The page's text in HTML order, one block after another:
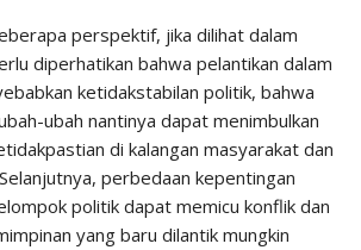
perspektif, jika dilihat dalam
diperhatikan bahwa pelantikan dalam
ketidakstabilan politik, bahwa
ubah nantinya dapat menimbulkan
di kalangan masyarakat dan
perbedaan kepentingan
politik dapat memicu konflik dan
yang baru dilantik mungkin